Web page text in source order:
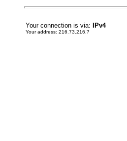
Your connection is via: IPv4
Your address: 216.73.216.7